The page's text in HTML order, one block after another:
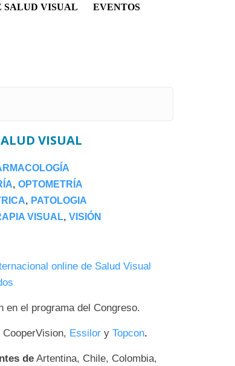
SALUD VISUAL EVENTOS
VISUAL
OPTOMETRÍA
PATOLOGIA
VISUAL VISIÓN
online de Salud Visual
en el programa del Congreso.
CooperVision, Essilor y Topcon.
de Artentina, Chile, Colombia,